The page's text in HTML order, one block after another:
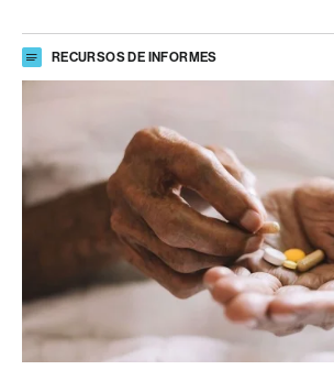
RECURSOS DE INFORMES